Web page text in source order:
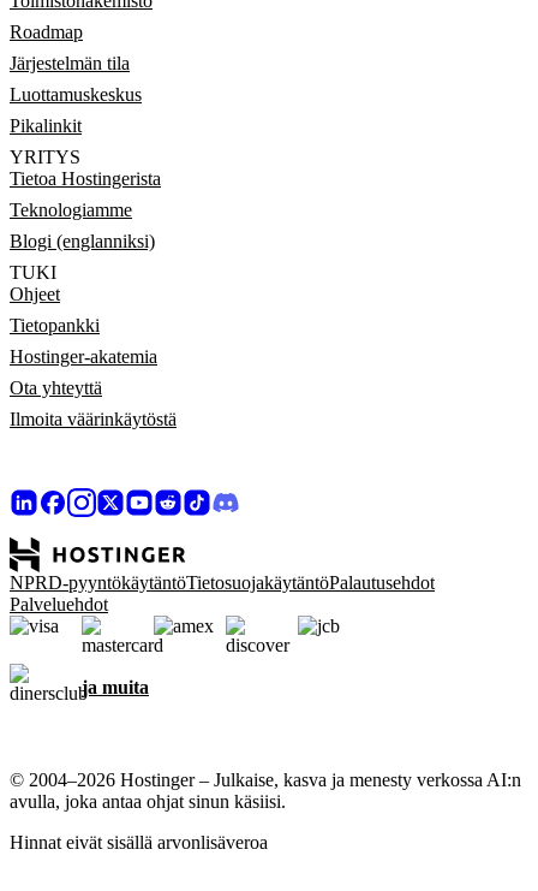
Roadmap
Järjestelmän tila
Luottamuskeskus
Pikalinkit
YRITYS
Tietoa Hostingerista
Teknologiamme
Blogi (englanniksi)
TUKI
Ohjeet
Tietopankki
Hostinger-akatemia
Ota yhteyttä
Ilmoita väärinkäytöstä
NPRD-pyyntökäytäntöTietosuojakäytäntöPalautusehdot
Palveluehdot
ja muita
© 2004–2026 Hostinger – Julkaise, kasva ja menesty verkossa AI:n
avulla, joka antaa ohjat sinun käsiisi.
Hinnat eivät sisällä arvonlisäveroa